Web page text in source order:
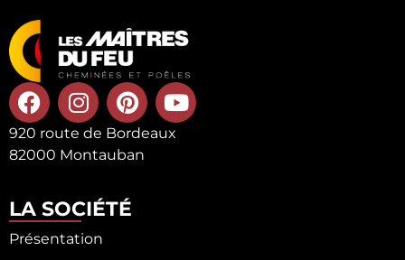
920 route de Bordeaux
82000 Montauban
LA SOCIÉTÉ
Présentation